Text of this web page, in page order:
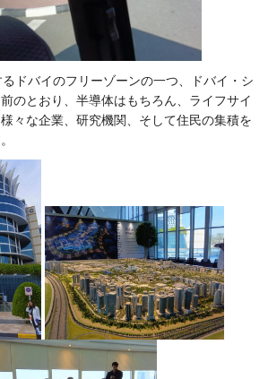
ドバイのフリーゾーンの一つ、ドバイ・シ
のとおり、半導体はもちろん、ライフサイ
々な企業、研究機関、そして住民の集積を